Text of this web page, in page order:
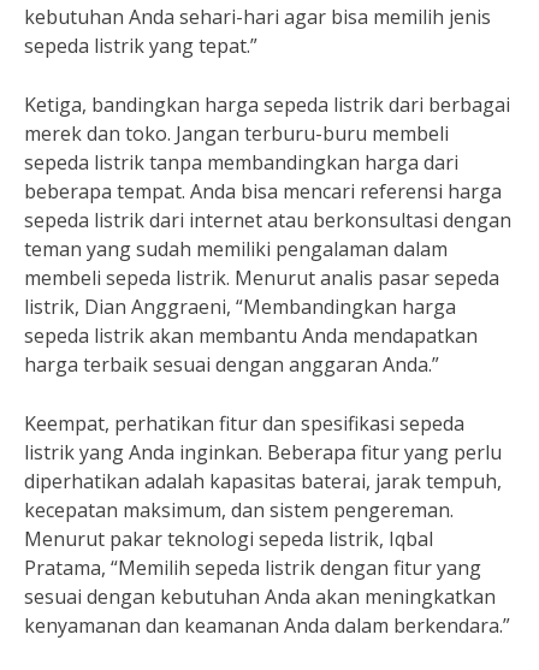
kebutuhan Anda sehari-hari agar bisa memilih jenis
sepeda listrik yang tepat.”
Ketiga, bandingkan harga sepeda listrik dari berbagai
merek dan toko. Jangan terburu-buru membeli
sepeda listrik tanpa membandingkan harga dari
beberapa tempat. Anda bisa mencari referensi harga
sepeda listrik dari internet atau berkonsultasi dengan
teman yang sudah memiliki pengalaman dalam
membeli sepeda listrik. Menurut analis pasar sepeda
listrik, Dian Anggraeni, “Membandingkan harga
sepeda listrik akan membantu Anda mendapatkan
harga terbaik sesuai dengan anggaran Anda.”
Keempat, perhatikan fitur dan spesifikasi sepeda
listrik yang Anda inginkan. Beberapa fitur yang perlu
diperhatikan adalah kapasitas baterai, jarak tempuh,
kecepatan maksimum, dan sistem pengereman.
Menurut pakar teknologi sepeda listrik, Iqbal
Pratama, “Memilih sepeda listrik dengan fitur yang
sesuai dengan kebutuhan Anda akan meningkatkan
kenyamanan dan keamanan Anda dalam berkendara.”